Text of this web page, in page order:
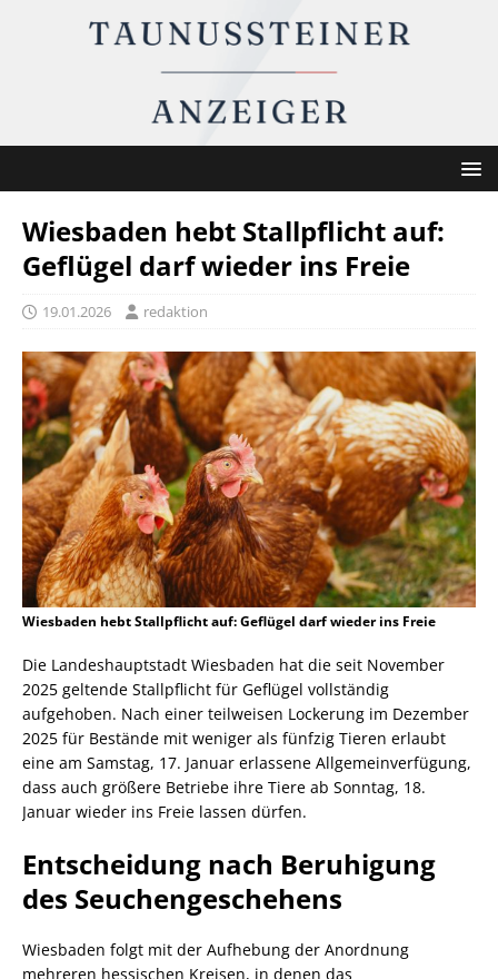
Wiesbaden hebt Stallpflicht auf:
Geflügel darf wieder ins Freie
19.01.2026 redaktion
Wiesbaden hebt Stallpflicht auf: Geflügel darf wieder ins Freie
Die Landeshauptstadt Wiesbaden hat die seit November
2025 geltende Stallpflicht für Geflügel vollständig
aufgehoben. Nach einer teilweisen Lockerung im Dezember
2025 für Bestände mit weniger als fünfzig Tieren erlaubt
eine am Samstag, 17. Januar erlassene Allgemeinverfügung,
dass auch größere Betriebe ihre Tiere ab Sonntag, 18.
Januar wieder ins Freie lassen dürfen.
Entscheidung nach Beruhigung
des Seuchengeschehens
Wiesbaden folgt mit der Aufhebung der Anordnung
mehreren hessischen Kreisen, in denen das